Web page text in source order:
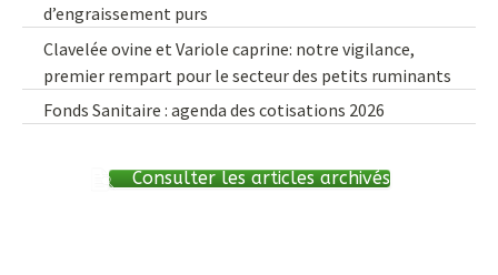
d’engraissement purs
Clavelée ovine et Variole caprine: notre vigilance,
premier rempart pour le secteur des petits ruminants
Fonds Sanitaire : agenda des cotisations 2026
Consulter les articles archivés